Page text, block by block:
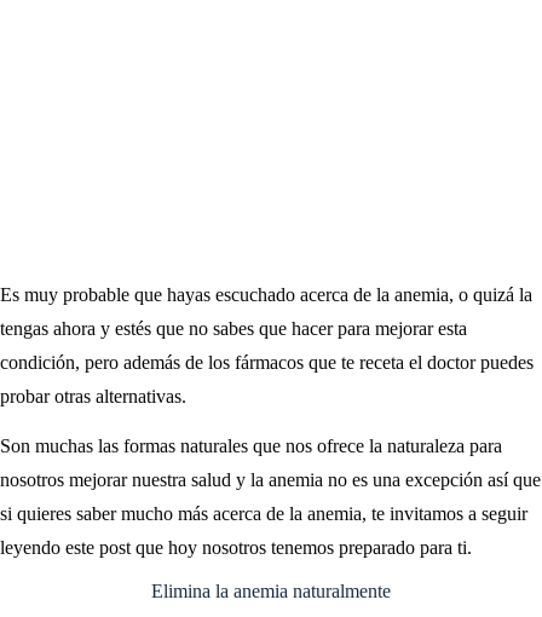
Es muy probable que hayas escuchado acerca de la anemia, o quizá la
tengas ahora y estés que no sabes que hacer para mejorar esta
condición, pero además de los fármacos que te receta el doctor puedes
probar otras alternativas.
Son muchas las formas naturales que nos ofrece la naturaleza para
nosotros mejorar nuestra salud y la anemia no es una excepción así que
si quieres saber mucho más acerca de la anemia, te invitamos a seguir
leyendo este post que hoy nosotros tenemos preparado para ti.
Elimina la anemia naturalmente